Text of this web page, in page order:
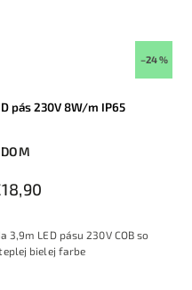
–24 %
pás 230V 8W/m IP65
LED pásu 230V COB so
bielej farbe